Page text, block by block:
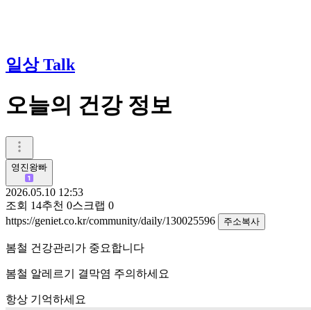
일상 Talk
오늘의 건강 정보
영진왕빠
2026.05.10 12:53
조회 14추천 0스크랩 0
https://geniet.co.kr/community/daily/130025596
주소복사
봄철 건강관리가 중요합니다
봄철 알레르기 결막염 주의하세요
항상 기억하세요